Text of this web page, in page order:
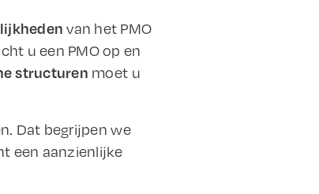
van het PMO
u een PMO op en
structuren moet u
Dat begrijpen we
een aanzienlijke